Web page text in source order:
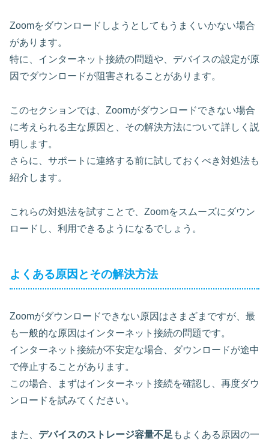
Zoomをダウンロードしようとしてもうまくいかない場合
があります。
特に、インターネット接続の問題や、デバイスの設定が原
因でダウンロードが阻害されることがあります。
このセクションでは、Zoomがダウンロードできない場合
に考えられる主な原因と、その解決方法について詳しく説
明します。
さらに、サポートに連絡する前に試しておくべき対処法も
紹介します。
これらの対処法を試すことで、Zoomをスムーズにダウン
ロードし、利用できるようになるでしょう。
よくある原因とその解決方法
Zoomがダウンロードできない原因はさまざまですが、 最
も一般的な原因はインターネット接続の問題です。
インターネット接続が不安定な場合、ダウンロードが途中
で停止することがあります。
この場合、まずはインターネット接続を確認し、再度ダウ
ンロードを試みてください。
また、 デバイスのストレージ容量不足 もよくある原因の一